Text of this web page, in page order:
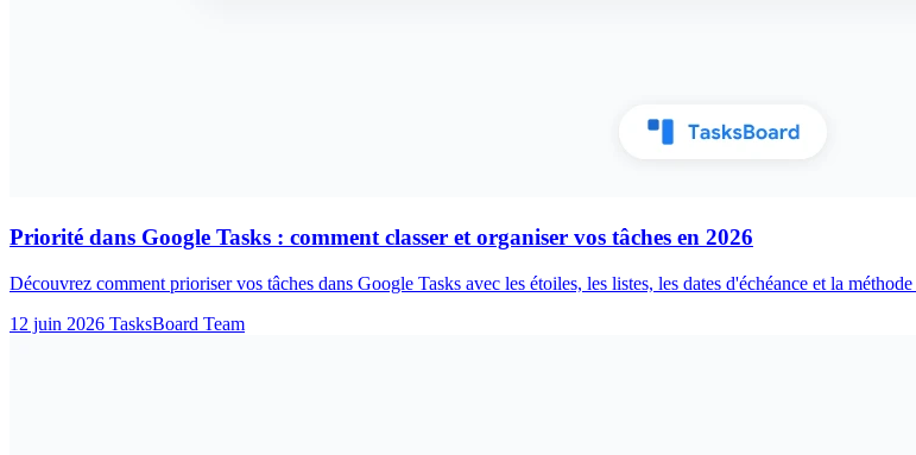
Priorité dans Google Tasks : comment classer et organiser vos tâches en 2026
Découvrez comment prioriser vos tâches dans Google Tasks avec les étoiles, les listes, les dates d'échéance et la
12 juin 2026 TasksBoard Team